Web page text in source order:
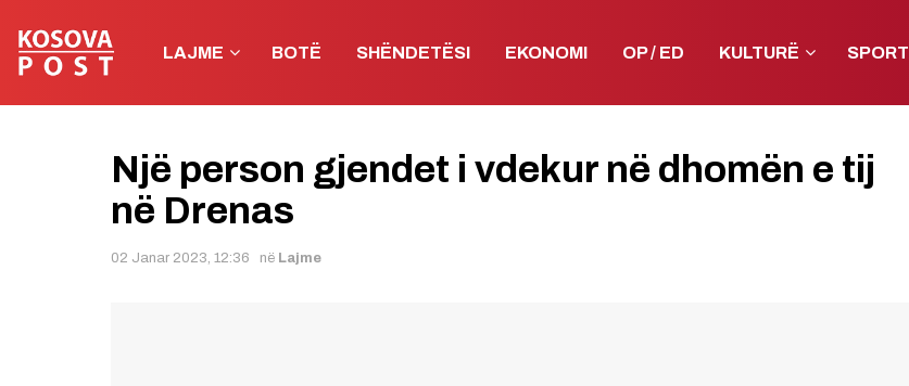
LAJME BOTË SHËNDETËSI EKONOMI OP / ED KULTURË SPORT
Një person gjendet i vdekur në dhomën e tij
në Drenas
02 Janar 2023, 12:36 në Lajme